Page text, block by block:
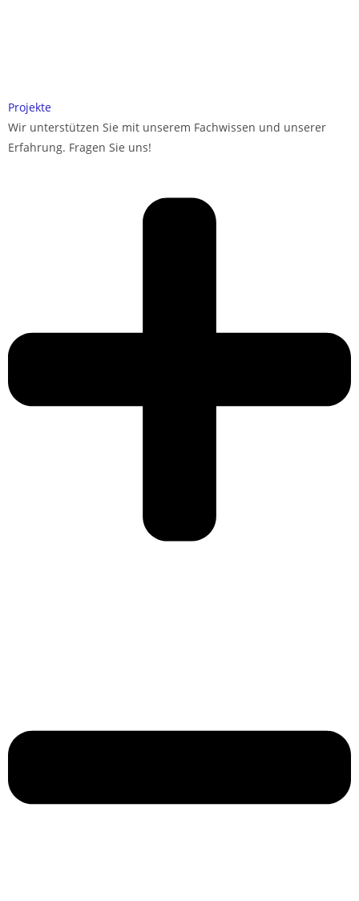
Projekte
Wir unterstützen Sie mit unserem Fachwissen und unserer
Erfahrung. Fragen Sie uns!